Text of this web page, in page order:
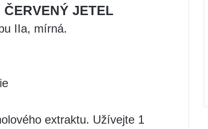
JETEL
IIa, mírná.
extraktu. Užívejte 1